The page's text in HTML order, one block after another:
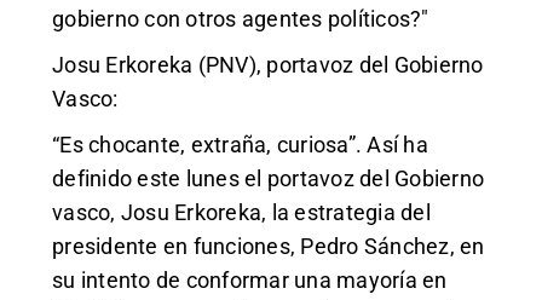
gobierno con otros agentes políticos?"
Josu Erkoreka (PNV), portavoz del Gobierno
Vasco:
“Es chocante, extraña, curiosa”. Así ha
definido este lunes el portavoz del Gobierno
vasco, Josu Erkoreka, la estrategia del
presidente en funciones, Pedro Sánchez, en
su intento de conformar una mayoría en